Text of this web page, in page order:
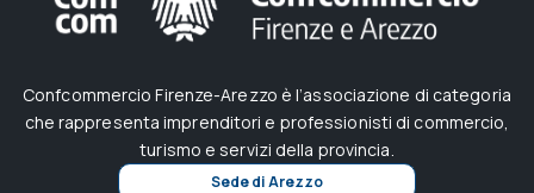
Confcommercio Firenze-Arezzo è l’associazione di categoria
che rappresenta imprenditori e professionisti di commercio,
turismo e servizi della provincia.
Sede di Arezzo